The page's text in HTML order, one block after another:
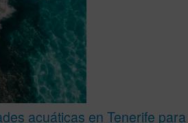
acuáticas en Tenerife para